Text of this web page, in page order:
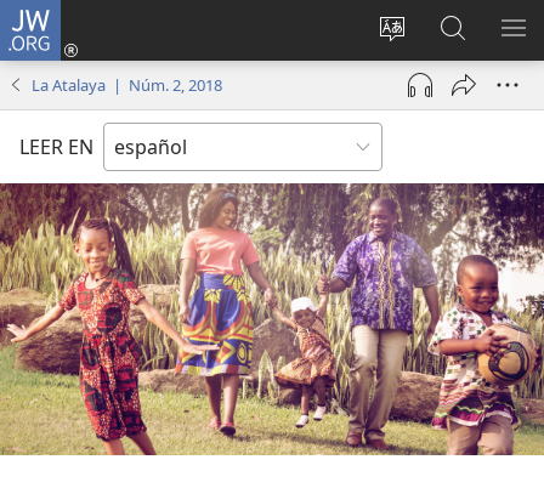
JW.ORG
Cambiar
idioma
del sitio
Iniciar
sesión
(abre
nueva
en
jw.org
La Atalaya | Núm. 2, 2018
LEER EN